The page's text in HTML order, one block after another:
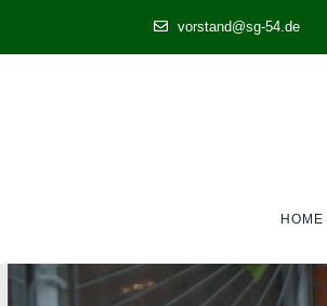
vorstand@sg-54.de
HOME